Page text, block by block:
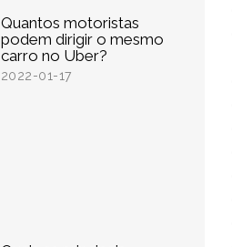
Quantos motoristas
podem dirigir o mesmo
carro no Uber?
2022-01-17